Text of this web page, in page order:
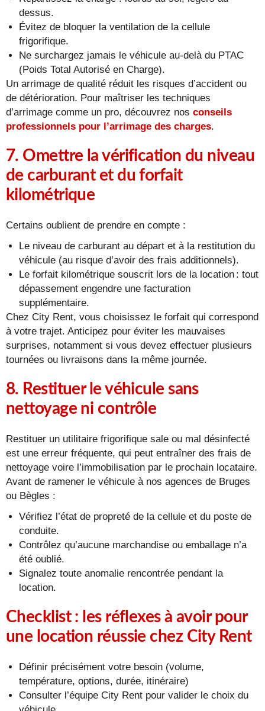
dessus.
Évitez de bloquer la ventilation de la cellule
frigorifique.
Ne surchargez jamais le véhicule au-delà du PTAC
(Poids Total Autorisé en Charge).
Un arrimage de qualité réduit les risques d’accident ou
de détérioration. Pour maîtriser les techniques
d’arrimage comme un pro, découvrez nos conseils
professionnels pour l’arrimage des charges
7. Omettre la vérification du niveau
de carburant et du forfait
kilométrique
Certains oublient de prendre en compte :
Le niveau de carburant au départ et à la restitution du
véhicule (au risque d’avoir des frais additionnels).
Le forfait kilométrique souscrit lors de la location : tout
dépassement engendre une facturation
supplémentaire.
Chez City Rent, vous choisissez le forfait qui correspond
à votre trajet. Anticipez pour éviter les mauvaises
surprises, notamment si vous devez effectuer plusieurs
tournées ou livraisons dans la même journée.
8. Restituer le véhicule sans
nettoyage ni contrôle
Restituer un utilitaire frigorifique sale ou mal désinfecté
est une erreur fréquente, qui peut entraîner des frais de
nettoyage voire l’immobilisation par le prochain locataire.
Avant de ramener le véhicule à nos agences de Bruges
ou Bègles :
Vérifiez l’état de propreté de la cellule et du poste de
conduite.
Contrôlez qu’aucune marchandise ou emballage n’a
été oublié.
Signalez toute anomalie rencontrée pendant la
location.
Checklist : les réflexes à avoir pour
une location réussie chez City Rent
Définir précisément votre besoin (volume,
température, options, durée, itinéraire)
Consulter l’équipe City Rent pour valider le choix du